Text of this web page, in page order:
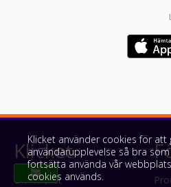
Klicket
Om Klicket
Klicket använder cookies för att
användarupplevelse så bra
fortsätta använda vår
cookies används.